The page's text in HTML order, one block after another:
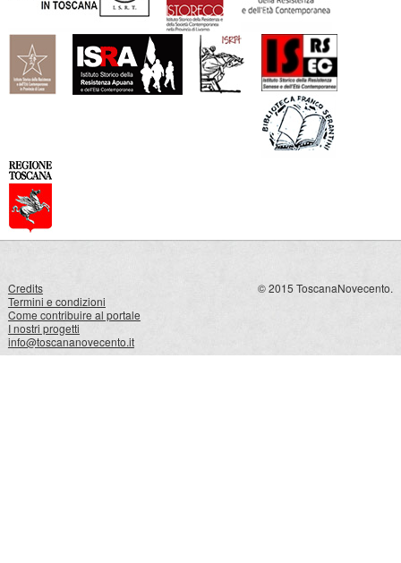
Credits
Termini e condizioni
Come contribuire al portale
I nostri progetti
info@toscananovecento.it
© 2015 ToscanaNovecento.